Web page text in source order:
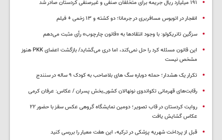
۱۹۱ میلیارد ریال جریمه برای متخلفان صنفی و غیرصنفی کردستان صادر شد
انفجار در اتوبوس مسافربری در جرمانا؛ دو کشته و ۱۳ زخمی + فیلم
سزگین تانریکولو: با وجود انتقادها به «قانون چارچوب» رأی مثبت می‌دهم
این قانون مسئله کرد را حل نمی‌کند، اما دری می‌گشاید/ بازگشت اعضای PKK هنوز
مشخص نیست
تکرار یک هشدار؛ حمله دوباره سگ های بلاصاحب به کودک ۹ ساله در سنندج
رقابت‌های قهرمانی تکواندوی نونهالان کشور_بخش پسران / عکاس: عرفان کرمی
روایت کردستان در قاب تصویر؛ دومین نمایشگاه گروهی عکس سقز با حضور ۲۲
عکاس گشایش یافت
قبل از پرداخت شهریه پزشکی در ترکیه، این هفت معیار را بررسی کنید